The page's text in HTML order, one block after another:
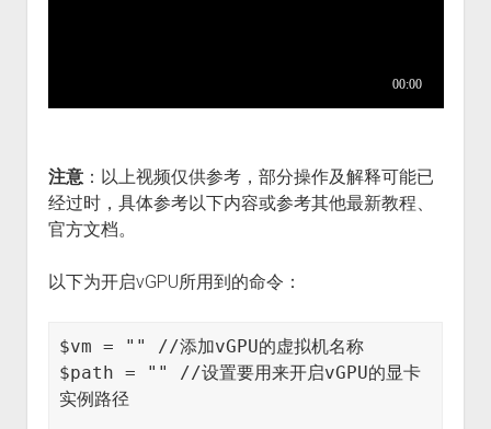
注意：以上视频仅供参考，部分操作及解释可能已
经过时，具体参考以下内容或参考其他最新教程、
官方文档。
以下为开启vGPU所用到的命令：
$vm = "" //添加vGPU的虚拟机名称
$path = "" //设置要用来开启vGPU的显卡
实例路径